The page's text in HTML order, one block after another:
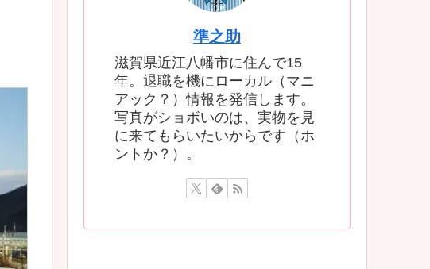
準之助
滋賀県近江八幡市に住んで15
年。退職を機にローカル（マニ
アック？）情報を発信します。
写真がショボいのは、実物を見
に来てもらいたいからです（ホ
ントか？）。